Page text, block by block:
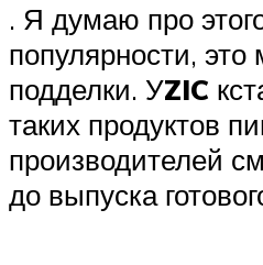
. Я думаю про
популярности,
подделки. УZIC
таких продуктов
производителей
до выпуска